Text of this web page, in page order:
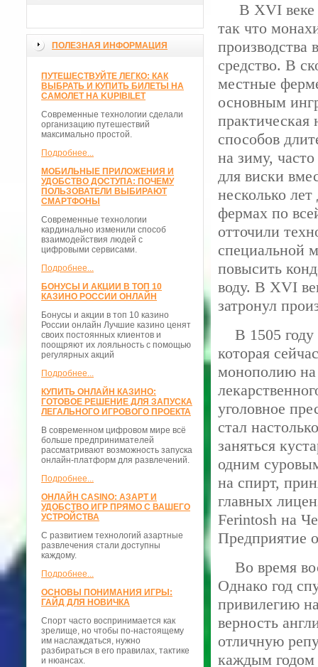
ПОЛЕЗНАЯ ИНФОРМАЦИЯ
ПУТЕШЕСТВУЙТЕ ЛЕГКО: КАК
ВЫБРАТЬ И КУПИТЬ БИЛЕТЫ НА
САМОЛЕТ НА KUPIBILET
Современные технологии сделали
организацию путешествий
максимально простой.
Подробнее...
МОБИЛЬНЫЕ ПРИЛОЖЕНИЯ И
УДОБСТВО ДОСТУПА: ПОЧЕМУ
ПОЛЬЗОВАТЕЛИ ВЫБИРАЮТ
СМАРТФОНЫ
Современные технологии
кардинально изменили способ
взаимодействия людей с
цифровыми сервисами.
Подробнее...
БОНУСЫ И АКЦИИ В ТОП 10
КАЗИНО РОССИИ ОНЛАЙН
Бонусы и акции в топ 10 казино
России онлайн Лучшие казино ценят
своих постоянных клиентов и
поощряют их лояльность с помощью
регулярных акций
Подробнее...
КУПИТЬ ОНЛАЙН КАЗИНО:
ГОТОВОЕ РЕШЕНИЕ ДЛЯ ЗАПУСКА
ЛЕГАЛЬНОГО ИГРОВОГО ПРОЕКТА
В современном цифровом мире всё
больше предпринимателей
рассматривают возможность запуска
онлайн-платформ для развлечений.
Подробнее...
ОНЛАЙН CASINO: АЗАРТ И
УДОБСТВО ИГР ПРЯМО С ВАШЕГО
УСТРОЙСТВА
С развитием технологий азартные
развлечения стали доступны
каждому.
Подробнее...
ОСНОВЫ ПОНИМАНИЯ ИГРЫ:
ГАЙД ДЛЯ НОВИЧКА
Спорт часто воспринимается как
зрелище, но чтобы по-настоящему
им наслаждаться, нужно
разбираться в его правилах, тактике
и нюансах.
В XVI веке
так что
производства
средство. В
местные
основным
способов
на зиму,
для виски
несколько
фермах по
отточили
специальной
повысить
воду. В XVI
затронул
В 1505 году
которая
монополию на
уголовное
стал
заняться
одним
на спирт,
главных
Ferintosh на
Предприятие
Во время
Однако год
привилегию
верность
отличную
каждым годом